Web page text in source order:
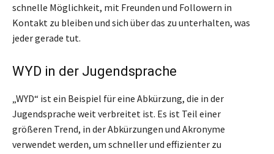
schnelle Möglichkeit, mit Freunden und Followern in
Kontakt zu bleiben und sich über das zu unterhalten, was
jeder gerade tut.
WYD in der Jugendsprache
„WYD“ ist ein Beispiel für eine Abkürzung, die in der
Jugendsprache weit verbreitet ist. Es ist Teil einer
größeren Trend, in der Abkürzungen und Akronyme
verwendet werden, um schneller und effizienter zu